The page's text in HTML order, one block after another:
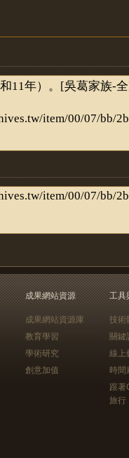
成果網站資源
成果網站資源庫
教育學習
學術研究
創意加值
工具
技術
關鍵
線上
時間
跟
旅行